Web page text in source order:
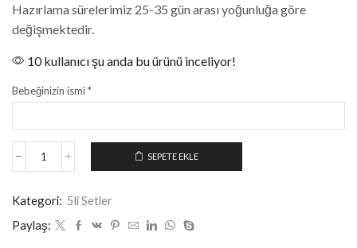
Hazırlama sürelerimiz 25-35 gün arası yoğunluğa göre
değişmektedir.
10 kullanıcı şu anda bu ürünü inceliyor!
Bebeğinizin ismi*
SEPETE EKLE
Kategori: 5li Setler
Paylaş: